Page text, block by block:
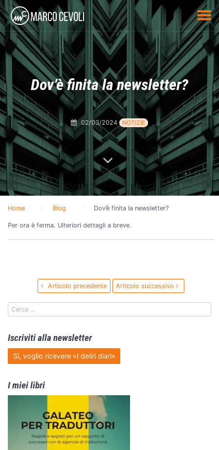
Dov’è finita la newsletter?
02/03/2024 NOTIZIE
Home Blog Dov’è finita la newsletter?
Per ora è ferma. Ulteriori dettagli a breve.
Articolo precedente Articolo successivo
Iscriviti alla newsletter
Sì, voglio ricevere «I deliri diari»
I miei libri